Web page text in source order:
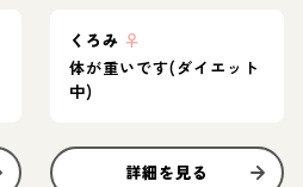
くろみ ♀
体が重いです(ダイエット
中)
詳細を見る